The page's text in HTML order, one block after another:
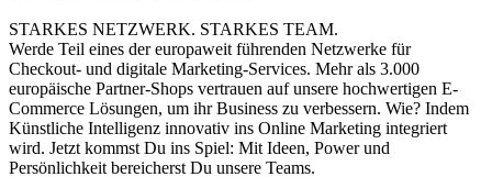
STARKES NETZWERK. STARKES TEAM.
Werde Teil eines der europaweit führenden Netzwerke für
Checkout- und digitale Marketing-Services. Mehr als 3.000
europäische Partner-Shops vertrauen auf unsere hochwertigen E-
Commerce Lösungen, um ihr Business zu verbessern. Wie? Indem
Künstliche Intelligenz innovativ ins Online Marketing integriert
wird. Jetzt kommst Du ins Spiel: Mit Ideen, Power und
Persönlichkeit bereicherst Du unsere Teams.